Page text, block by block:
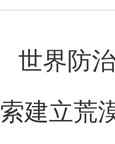
世界防
索建立荒